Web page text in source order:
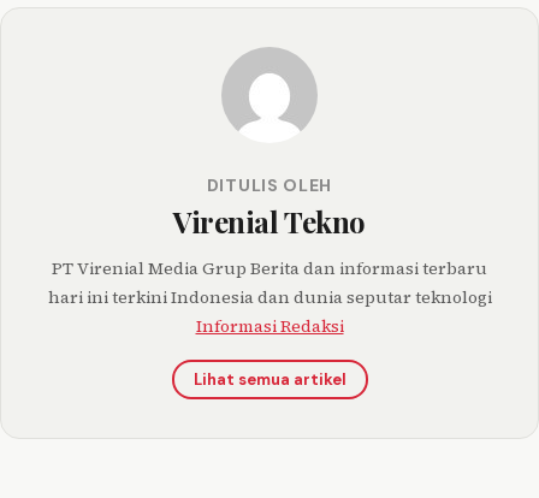
DITULIS OLEH
Virenial Tekno
PT Virenial Media Grup Berita dan informasi terbaru
hari ini terkini Indonesia dan dunia seputar teknologi
Informasi Redaksi
Lihat semua artikel